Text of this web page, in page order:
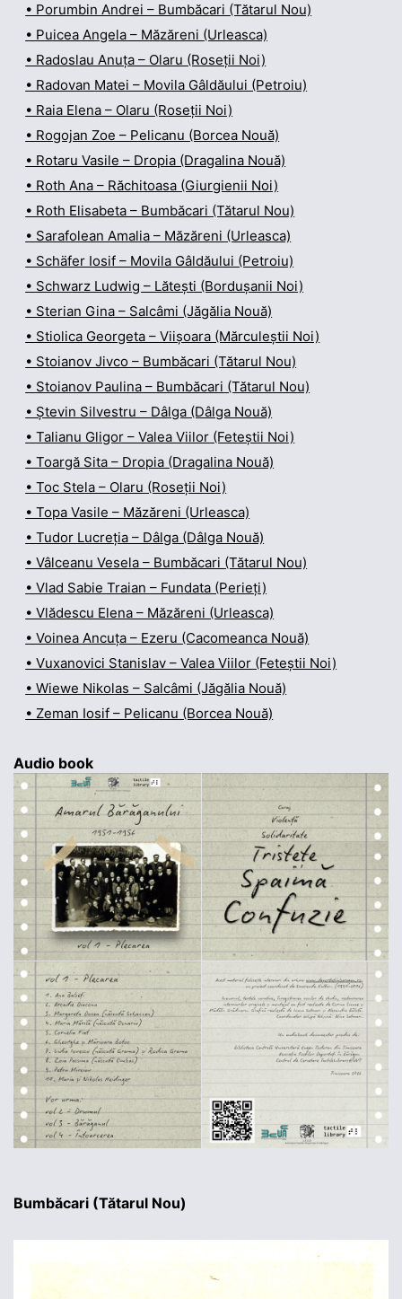
• Porumbin Andrei – Bumbăcari (Tătarul Nou)
• Puicea Angela – Măzăreni (Urleasca)
• Radoslau Anuța – Olaru (Roseții Noi)
• Radovan Matei – Movila Gâldăului (Petroiu)
• Raia Elena – Olaru (Roseții Noi)
• Rogojan Zoe – Pelicanu (Borcea Nouă)
• Rotaru Vasile – Dropia (Dragalina Nouă)
• Roth Ana – Răchitoasa (Giurgienii Noi)
• Roth Elisabeta – Bumbăcari (Tătarul Nou)
• Sarafolean Amalia – Măzăreni (Urleasca)
• Schäfer Iosif – Movila Gâldăului (Petroiu)
• Schwarz Ludwig – Lătești (Bordușanii Noi)
• Sterian Gina – Salcâmi (Jăgălia Nouă)
• Stiolica Georgeta – Viișoara (Mărculeștii Noi)
• Stoianov Jivco – Bumbăcari (Tătarul Nou)
• Stoianov Paulina – Bumbăcari (Tătarul Nou)
• Ștevin Silvestru – Dâlga (Dâlga Nouă)
• Talianu Gligor – Valea Viilor (Feteștii Noi)
• Toargă Sita – Dropia (Dragalina Nouă)
• Toc Stela – Olaru (Roseții Noi)
• Topa Vasile – Măzăreni (Urleasca)
• Tudor Lucreția – Dâlga (Dâlga Nouă)
• Vâlceanu Vesela – Bumbăcari (Tătarul Nou)
• Vlad Sabie Traian – Fundata (Perieți)
• Vlădescu Elena – Măzăreni (Urleasca)
• Voinea Ancuța – Ezeru (Cacomeanca Nouă)
• Vuxanovici Stanislav – Valea Viilor (Feteștii Noi)
• Wiewe Nikolas – Salcâmi (Jăgălia Nouă)
• Zeman Iosif – Pelicanu (Borcea Nouă)
Audio book
Bumbăcari (Tătarul Nou)